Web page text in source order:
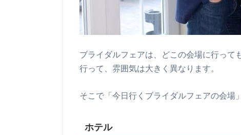
ブライダルフェアは、どこの会場に行って
行って、雰囲気は大きく異なります。
そこで「今日行くブライダルフェアの会場
ホテル